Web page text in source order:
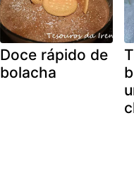
Doce rápido de
bolacha